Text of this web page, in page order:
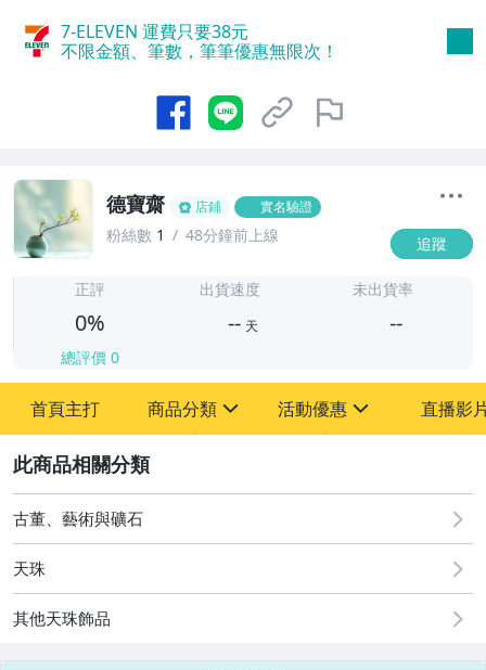
7-ELEVEN 運費只要38元
不限金額、筆數，筆筆優惠無限次！
德寶齋 店鋪 實名驗證
粉絲數 1 48分鐘前上線 追蹤
-
正評
0%
總評價 0
出貨速度
-- 天
未出貨率
--
首頁主打 商品分類
其它
活動優惠
[全店] 追蹤本賣場立減60元【粉絲轉享】
直播影
古董、藝術與礦石
天珠
其他天珠飾品